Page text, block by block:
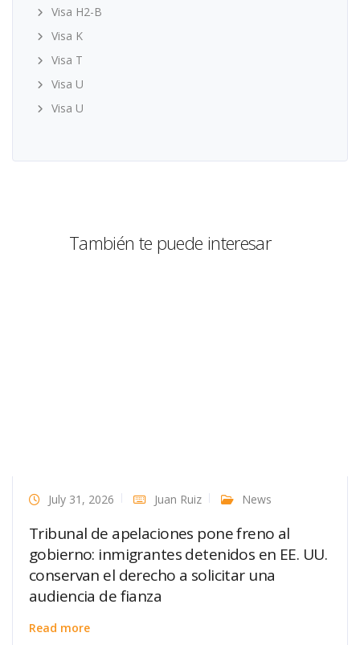
Visa H2-B
Visa K
Visa T
Visa U
Visa U
También te puede interesar
July 31, 2026 Juan Ruiz News
Tribunal de apelaciones pone freno al
gobierno: inmigrantes detenidos en EE. UU.
conservan el derecho a solicitar una
audiencia de fianza
Read more